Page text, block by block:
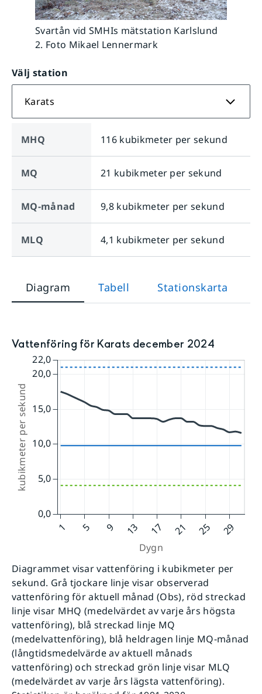
Svartån vid SMHIs mätstation Karlslund
2. Foto Mikael Lennermark
Välj station
Karats
MHQ 116 kubikmeter per sekund
MQ 21 kubikmeter per sekund
MQ-månad 9,8 kubikmeter per sekund
MLQ 4,1 kubikmeter per sekund
Diagram Tabell Stationskarta
Vattenföring för Karats december 2024
Diagrammet visar vattenföring i kubikmeter per
sekund. Grå tjockare linje visar observerad
vattenföring för aktuell månad (Obs), röd streckad
linje visar MHQ (medelvärdet av varje års högsta
vattenföring), blå streckad linje MQ
(medelvattenföring), blå heldragen linje MQ-månad
(långtidsmedelvärde av aktuell månads
vattenföring) och streckad grön linje visar MLQ
(medelvärdet av varje års lägsta vattenföring).